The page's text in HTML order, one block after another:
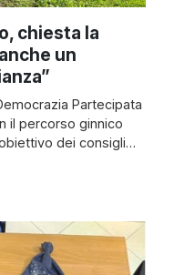
chiesta la
un
Partecipata
il percorso ginnico
dei consigli
alle